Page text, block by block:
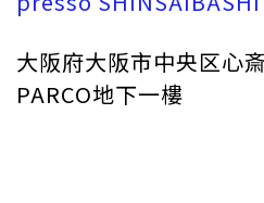
大阪府大阪市中央区心
PARCO地下一樓